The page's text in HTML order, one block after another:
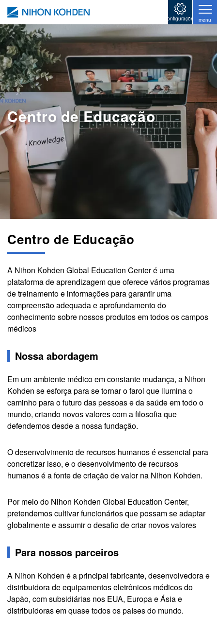
Pular para o conteúdo principal
configurações menu
Image
Centro de Educação
Centro de Educação
A Nihon Kohden Global Education Center é uma
plataforma de aprendizagem que oferece vários programas
de treinamento e informações para garantir uma
compreensão adequada e aprofundamento do
conhecimento sobre nossos produtos em todos os campos
médicos
Nossa abordagem
Em um ambiente médico em constante mudança, a Nihon
Kohden se esforça para se tornar o farol que ilumina o
caminho para o futuro das pessoas e da saúde em todo o
mundo, criando novos valores com a filosofia que
defendemos desde a nossa fundação.
O desenvolvimento de recursos humanos é essencial para
concretizar isso, e o desenvolvimento de recursos
humanos é a fonte de criação de valor na Nihon Kohden.
Por meio do Nihon Kohden Global Education Center,
pretendemos cultivar funcionários que possam se adaptar
globalmente e assumir o desafio de criar novos valores
Para nossos parceiros
A Nihon Kohden é a principal fabricante, desenvolvedora e
distribuidora de equipamentos eletrônicos médicos do
Japão, com subsidiárias nos EUA, Europa e Ásia e
distribuidoras em quase todos os países do mundo.